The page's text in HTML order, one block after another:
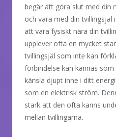
begär att göra slut med din
och vara med din tvillingsjäl
att vara fysiskt nära din
upplever ofta en mycket
tvillingsjäl som inte kan
förbindelse kan kännas
känsla djupt inne i ditt
som en elektrisk ström.
stark att den ofta känns
mellan tvillingarna.